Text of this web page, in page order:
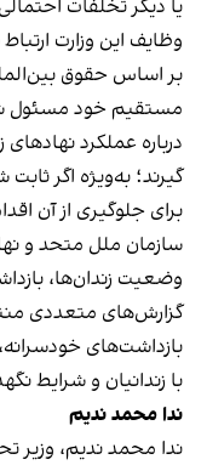
یا دیگر تخلفات
وظایف این وزارت
بر اساس حقوق
مستقیم خود مسئول
درباره عملکرد
گیرند؛ به‌ویژه اگر
برای جلوگیری از آن
سازمان ملل متحد و
وضعیت زندان‌ها،
گزارش‌های متعددی
بازداشت‌های خودسرانه،
با زندانیان و شرایط
ندا محمد ندیم
ندا محمد ندیم، وزیر